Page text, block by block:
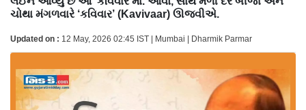
ચોથા મંગળવારે ‘કવિવાર’ (Kavivaar) ઊજવીએ.
Updated on : 12 May, 2026 02:45 IST | Mumbai | Dharmik Parmar